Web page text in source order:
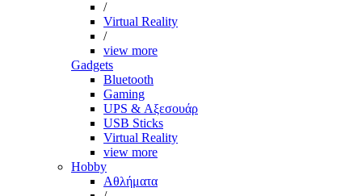
/
Virtual Reality
/
view more
Gadgets
Bluetooth
Gaming
UPS & Αξεσουάρ
USB Sticks
Virtual Reality
view more
Hobby
Αθλήματα